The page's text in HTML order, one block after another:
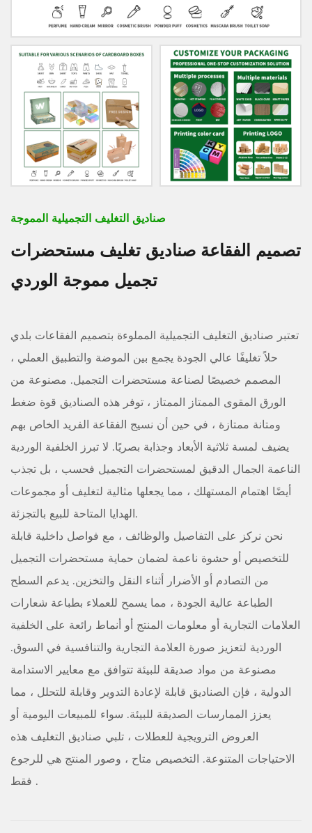
صناديق التغليف التجميلية المموجة
تصميم الفقاعة صناديق تغليف مستحضرات
تجميل مموجة الوردي
تعتبر صناديق التغليف التجميلية المملوءة بتصميم الفقاعات بلدي
حلاً تغليفًا عالي الجودة يجمع بين الموضة والتطبيق العملي ،
المصمم خصيصًا لصناعة مستحضرات التجميل. مصنوعة من
الورق المقوى الممتاز الممتاز ، توفر هذه الصناديق قوة ضغط
ومتانة ممتازة ، في حين أن نسيج الفقاعة الفريد الخاص بهم
يضيف لمسة ثلاثية الأبعاد وجذابة بصريًا. لا تبرز الخلفية الوردية
الناعمة الجمال الدقيق لمستحضرات التجميل فحسب ، بل تجذب
أيضًا اهتمام المستهلك ، مما يجعلها مثالية لتغليف أو مجموعات
الهدايا المتاحة للبيع بالتجزئة.
نحن نركز على التفاصيل والوظائف ، مع فواصل داخلية قابلة
للتخصيص أو حشوة ناعمة لضمان حماية مستحضرات التجميل
من التصادم أو الأضرار أثناء النقل والتخزين. يدعم السطح
الطباعة عالية الجودة ، مما يسمح للعملاء بطباعة شعارات
العلامات التجارية أو معلومات المنتج أو أنماط رائعة على الخلفية
الوردية لتعزيز صورة العلامة التجارية والتنافسية في السوق.
مصنوعة من مواد صديقة للبيئة تتوافق مع معايير الاستدامة
الدولية ، فإن الصناديق قابلة لإعادة التدوير وقابلة للتحلل ، مما
يعزز الممارسات الصديقة للبيئة. سواء للمبيعات اليومية أو
العروض الترويجية للعطلات ، تلبي صناديق التغليف هذه
الاحتياجات المتنوعة. التخصيص متاح ، وصور المنتج هي للرجوع
فقط .